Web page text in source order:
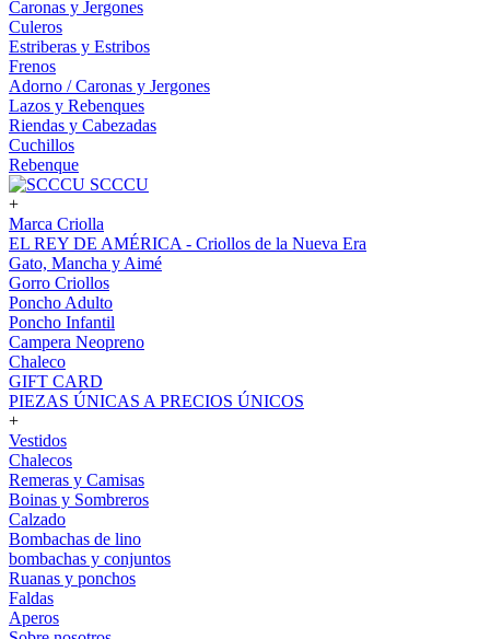
Caronas y Jergones
Culeros
Estriberas y Estribos
Frenos
Adorno / Caronas y Jergones
Lazos y Rebenques
Riendas y Cabezadas
Cuchillos
Rebenque
SCCCU
+
Marca Criolla
EL REY DE AMÉRICA - Criollos de la Nueva Era
Gato, Mancha y Aimé
Gorro Criollos
Poncho Adulto
Poncho Infantil
Campera Neopreno
Chaleco
GIFT CARD
PIEZAS ÚNICAS A PRECIOS ÚNICOS
+
Vestidos
Chalecos
Remeras y Camisas
Boinas y Sombreros
Calzado
Bombachas de lino
bombachas y conjuntos
Ruanas y ponchos
Faldas
Aperos